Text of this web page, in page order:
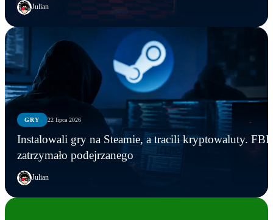
Julian
GRY 22 lipca 2026
Instalowali gry na Steamie, a tracili kryptowaluty. FBI
zatrzymało podejrzanego
Julian